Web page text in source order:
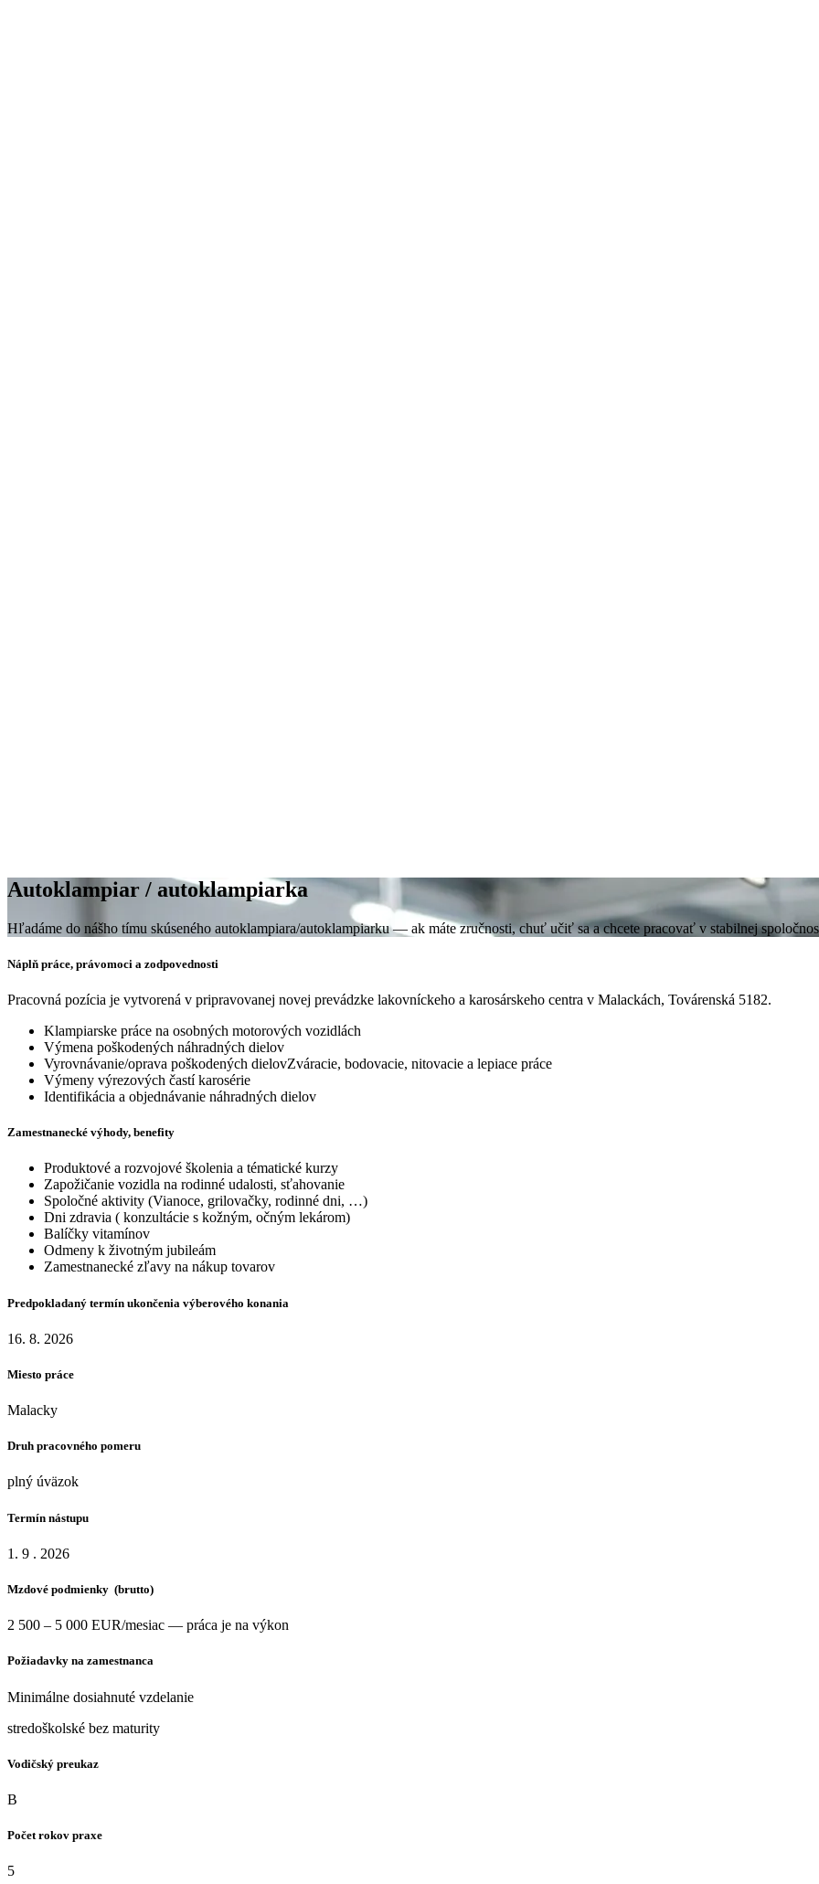
Autoklampiar / autoklampiarka
Hľadáme do nášho tímu skúseného autoklampiara/autoklampiarku — ak máte zručnosti, chuť učiť sa a chcete pracovať v stabilnej
Náplň práce, právomoci a zodpovednosti
Pracovná pozícia je vytvorená v pripravovanej novej prevádzke lakovníckeho a karosárskeho centra v Malackách, Továrenská 5182.
Klampiarske práce na osobných motorových vozidlách
Výmena poškodených náhradných dielov
Vyrovnávanie/oprava poškodených dielovZváracie, bodovacie, nitovacie a lepiace práce
Výmeny výrezových častí karosérie
Identifikácia a objednávanie náhradných dielov
Zamestnanecké výhody, benefity
Produktové a rozvojové školenia a tématické kurzy
Zapožičanie vozidla na rodinné udalosti, sťahovanie
Spoločné aktivity (Vianoce, grilovačky, rodinné dni, …)
Dni zdravia ( konzultácie s kožným, očným lekárom)
Balíčky vitamínov
Odmeny k životným jubileám
Zamestnanecké zľavy na nákup tovarov
Predpokladaný termín ukončenia výberového konania
16. 8. 2026
Miesto práce
Malacky
Druh pracovného pomeru
plný úväzok
Termín nástupu
1. 9 . 2026
Mzdové podmienky (brutto)
2 500 – 5 000 EUR/mesiac — práca je na výkon
Požiadavky na zamestnanca
Minimálne dosiahnuté vzdelanie
stredoškolské bez maturity
Vodičský preukaz
B
Počet rokov praxe
5